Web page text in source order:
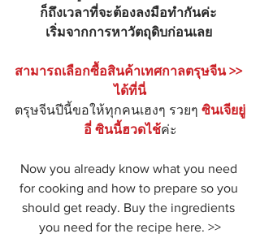
ก็ถึงเวลาที่จะต้องลงมือทำกันค่ะ
เริ่มจากการหาวัตถุดิบก่อนเลย
สามารถเลือกซื้อสินค้าเทศกาลตรุษจีน >>
ได้ที่นี่
ตรุษจีนปีนี้ขอให้ทุกคนเฮงๆ รวยๆ ซินเจียยู่
อี่ ซินนี้ฮวดไช้ค่ะ
Now you already know what you need
for cooking and how to prepare so you
should get ready. Buy the ingredients
you need for the recipe here. >>